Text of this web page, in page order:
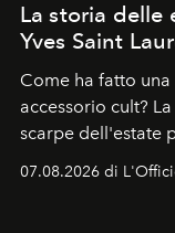
La storia delle
Yves Saint
Come ha fatto
accessorio cult?
scarpe dell'estate
07.08.2026 di